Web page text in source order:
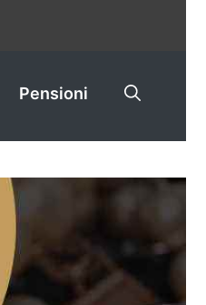
Pensioni